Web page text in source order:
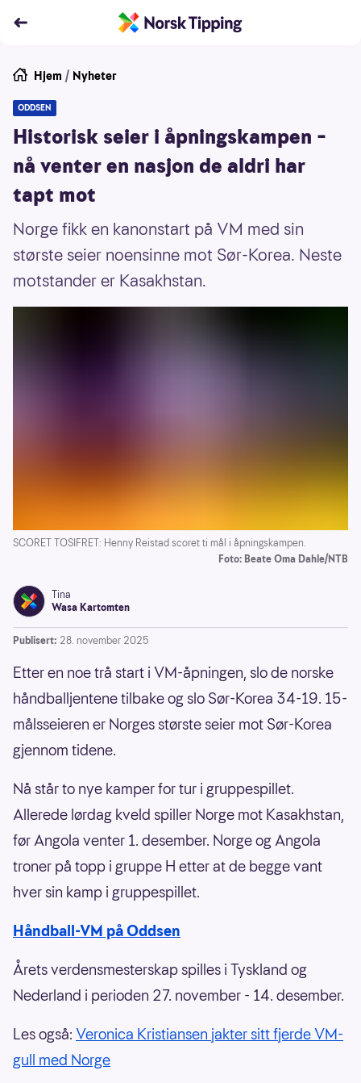
Hjem / Nyheter
ODDSEN
Historisk seier i åpningskampen –
nå venter en nasjon de aldri har
tapt mot
Norge fikk en kanonstart på VM med sin
største seier noensinne mot Sør-Korea. Neste
motstander er Kasakhstan.
SCORET TOSIFRET: Henny Reistad scoret ti mål i åpningskampen.
Foto: Beate Oma Dahle/NTB
Tina
Wasa Kartomten
Publisert: 28. november 2025
Etter en noe trå start i VM-åpningen, slo de norske
håndballjentene tilbake og slo Sør-Korea 34-19. 15-
målsseieren er Norges største seier mot Sør-Korea
gjennom tidene.
Nå står to nye kamper for tur i gruppespillet.
Allerede lørdag kveld spiller Norge mot Kasakhstan,
før Angola venter 1. desember. Norge og Angola
troner på topp i gruppe H etter at de begge vant
hver sin kamp i gruppespillet.
Håndball-VM på Oddsen
Årets verdensmesterskap spilles i Tyskland og
Nederland i perioden 27. november - 14. desember.
Les også: Veronica Kristiansen jakter sitt fjerde VM-
gull med Norge